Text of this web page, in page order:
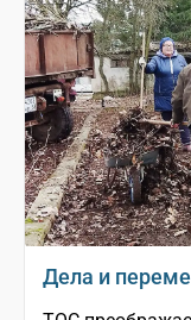
Дела и